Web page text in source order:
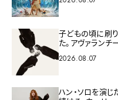
子どもの頃に刷
た。アヴァラン
2026.08.07
ハン・ソロを演じ